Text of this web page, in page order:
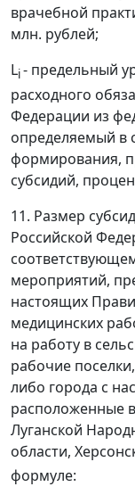
врачебной
млн. рублей;
Li- предельный
расходного
Федерации из
определяемый в
формирования,
субсидий,
11. Размер
Российской
мероприятий,
настоящих
медицинских
на работу в
рабочие
либо города с
расположенные
Луганской
области,
формуле: